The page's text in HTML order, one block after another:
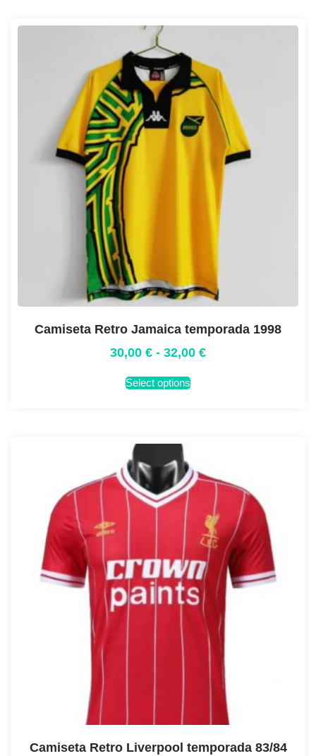
Camiseta Retro Jamaica temporada 1998
30,00 € - 32,00 €
Select options
Camiseta Retro Liverpool temporada 83/84